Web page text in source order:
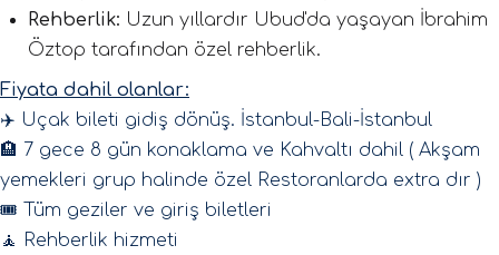
Rehberlik: Uzun yıllardır Ubud'da yaşayan İbrahim
Öztop tarafından özel rehberlik.
Fiyata dahil olanlar:
✈️ Uçak bileti gidiş dönüş. İstanbul-Bali-İstanbul
🏨 7 gece 8 gün konaklama ve Kahvaltı dahil ( Akşam
yemekleri grup halinde özel Restoranlarda extra dır )
🎟️ Tüm geziler ve giriş biletleri
🧘 Rehberlik hizmeti